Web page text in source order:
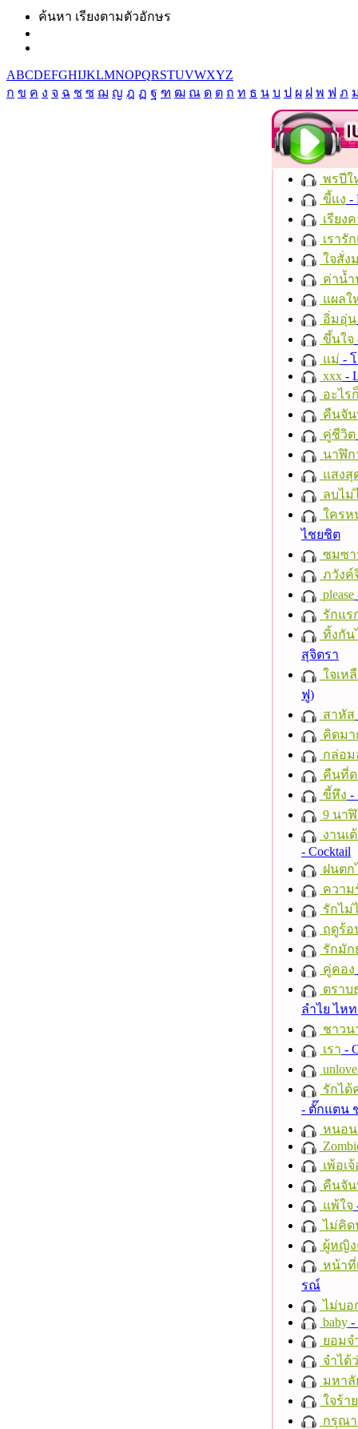
ค้นหา เรียงตามตัวอักษร
ABCDEFGHIJKLMNOPQRSTUVWXYZ
ก ข ค ง จ ฉ ช ซ ฌ ญ ฎ ฏ ฐ ฑ ฒ ณ ด ต ถ ท ธ น บ ป ผ ฝ พ ฟ ภ
พรปีใ
ขี้แง -
เรียง
เรารั
ใจสั่ง
ค่าน้
แผลใ
อิ่มอุ่น
ขึ้นใจ
แม่ -
xxx -
อะไร
คืนจั
คู่ชีวิต
นาฬิก
แสงสุ
ลบไม่
ใครห
ไชยชิต
ซมซ
ภวังค์
please
รักแร
ทิ้งกัน
สุจิตรา
ใจเห
ฟู)
สาหัส
คิดมา
กล่อม
คืนที่ด
ขี้หึง -
9 นา
งานเ
- Cocktail
ฝนตก
ความ
รักไม่
ฤดูร้อ
รักมัก
คู่คอง
ตราบ
ลำไย ไห
ชาวน
เรา -
รักได้
- ตั๊กแตน
หนอน
เพ้อเ
คืนจั
แพ้ใจ
ไม่คิด
ผู้หญิ
หน้าที่
รณ์
ไม่บอ
baby -
ยอม
จำได้
มหาลั
ใจร้าย
กรุณา